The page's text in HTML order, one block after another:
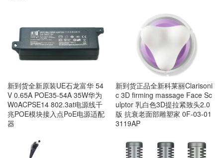
新到货全新原装UE石龙富华 54
V 0.65A POE35-54A 35W华为
W0ACPSE14 802.3at电源线千
兆POE模块接入点PoE电源适配
器
新到货正品全新科莱丽Clarisoni
c 3D firming massage Face Sc
ulptor 乳白色3D提拉紧致头2.0
版 抗衰老面部雕塑家 0F-03-01
3119AP